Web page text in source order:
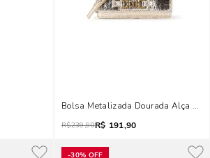
Bolsa Metalizada Dourada Alça
R$239,90R$ 191,90
-30% OFF